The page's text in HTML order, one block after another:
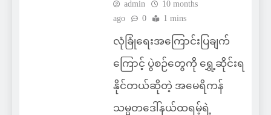
admin
10 months
ago
0 1 mins
လုံခြုံရေးအကြောင်းပြချက်
ကြောင့် ပွဲစဉ်တွေကို ရွှေ့ဆိုင်းရ
နိုင်တယ်ဆိုတဲ့ အမေရိကန်
သမ္မတဒေါ်နယ်ထရမ့်ရဲ့